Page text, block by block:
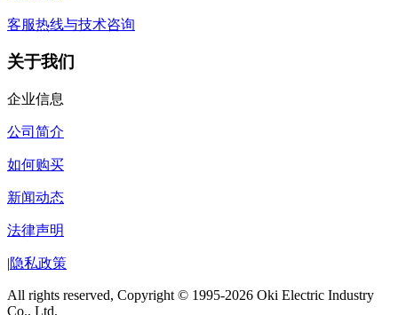
客服热线与技术咨询
关于我们
企业信息
公司简介
如何购买
新闻动态
法律声明
|隐私政策
All rights reserved, Copyright © 1995-2026 Oki Electric Industry
Co., Ltd.